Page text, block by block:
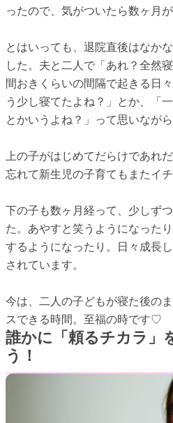
ったので、気がついたら数ヶ月
とはいっても、退院直後はなか
した。夫と二人で「あれ？全然
間おきくらいの間隔で起きる日
う少し寝てたよね？」とか、「
とかいうよね？」って思いなが
上の子がはじめてだらけであれ
忘れて新生児の子育てもまたイ
下の子も数ヶ月経って、少しず
た。あやすと笑うようになった
するようになったり。日々成長
されています。
今は、二人の子どもが寝た後の
スできる時間。至福の時です♡
誰かに「頼るチカラ」
う！